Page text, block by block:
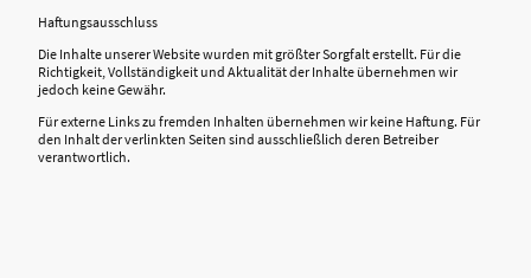
Haftungsausschluss
Die Inhalte unserer Website wurden mit größter Sorgfalt erstellt. Für die
Richtigkeit, Vollständigkeit und Aktualität der Inhalte übernehmen wir
jedoch keine Gewähr.
Für externe Links zu fremden Inhalten übernehmen wir keine Haftung. Für
den Inhalt der verlinkten Seiten sind ausschließlich deren Betreiber
verantwortlich.